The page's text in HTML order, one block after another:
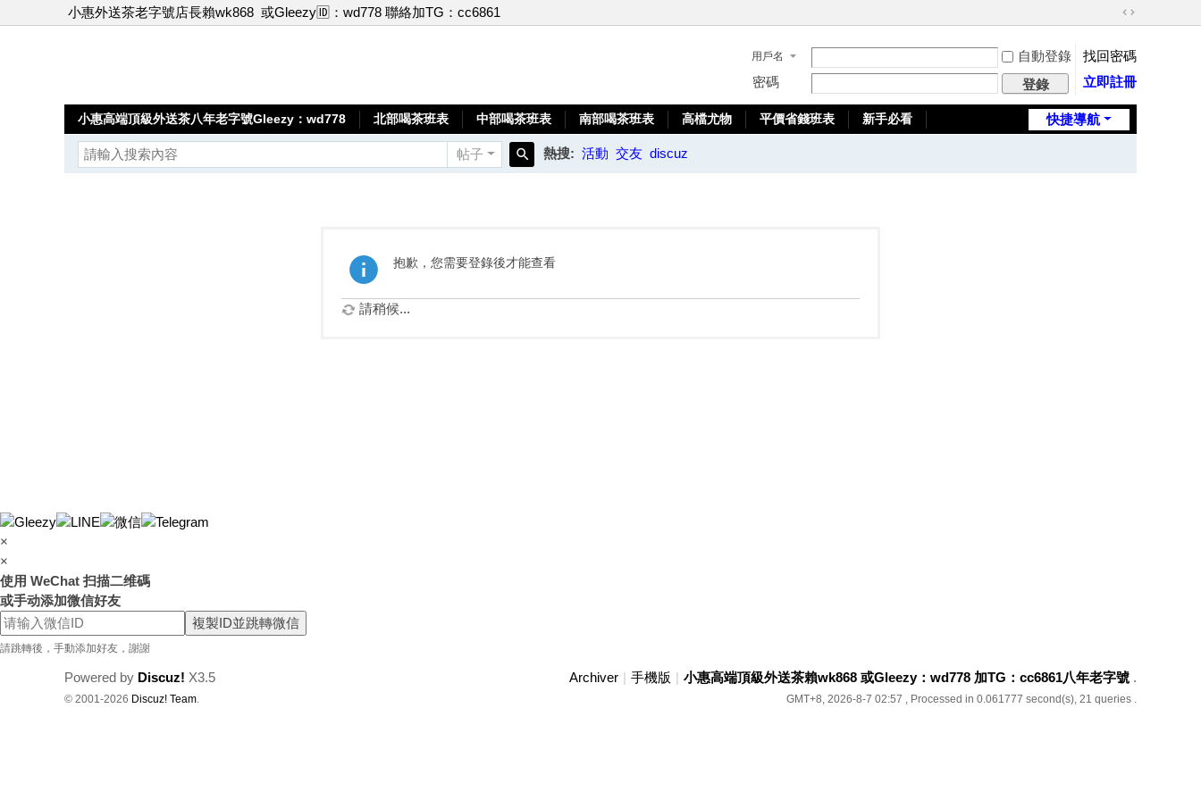
小惠外送茶老字號店長賴wk868 或Gleezy🆔：wd778 聯絡加TG：cc6861
切
到
寬
版
用戶名 自動登錄
找回密碼
密碼
登錄 立即註冊
快捷導航
小惠高端頂級外送茶八年老字號Gleezy：wd778 北部喝茶班表 中部喝茶班表 南部喝茶班表 高檔尤物 平價省錢班表
新手必看
帖子 熱搜: 活動 交友 discuz
抱歉，您需要登錄後才能查看
請稍候...
×
×
使用 WeChat 扫描二维碼
或手动添加微信好友
複製ID並跳轉微信
請跳轉後，手動添加好友，謝謝
Archiver | 手機版 | 小惠高端頂級外送茶賴wk868 或Gleezy：wd778 加TG：cc6861八年老字號 .
GMT+8, 2026-8-7 02:57 , Processed in 0.061777 second(s), 21 queries .
Powered by Discuz! X3.5
© 2001-2026 Discuz! Team.